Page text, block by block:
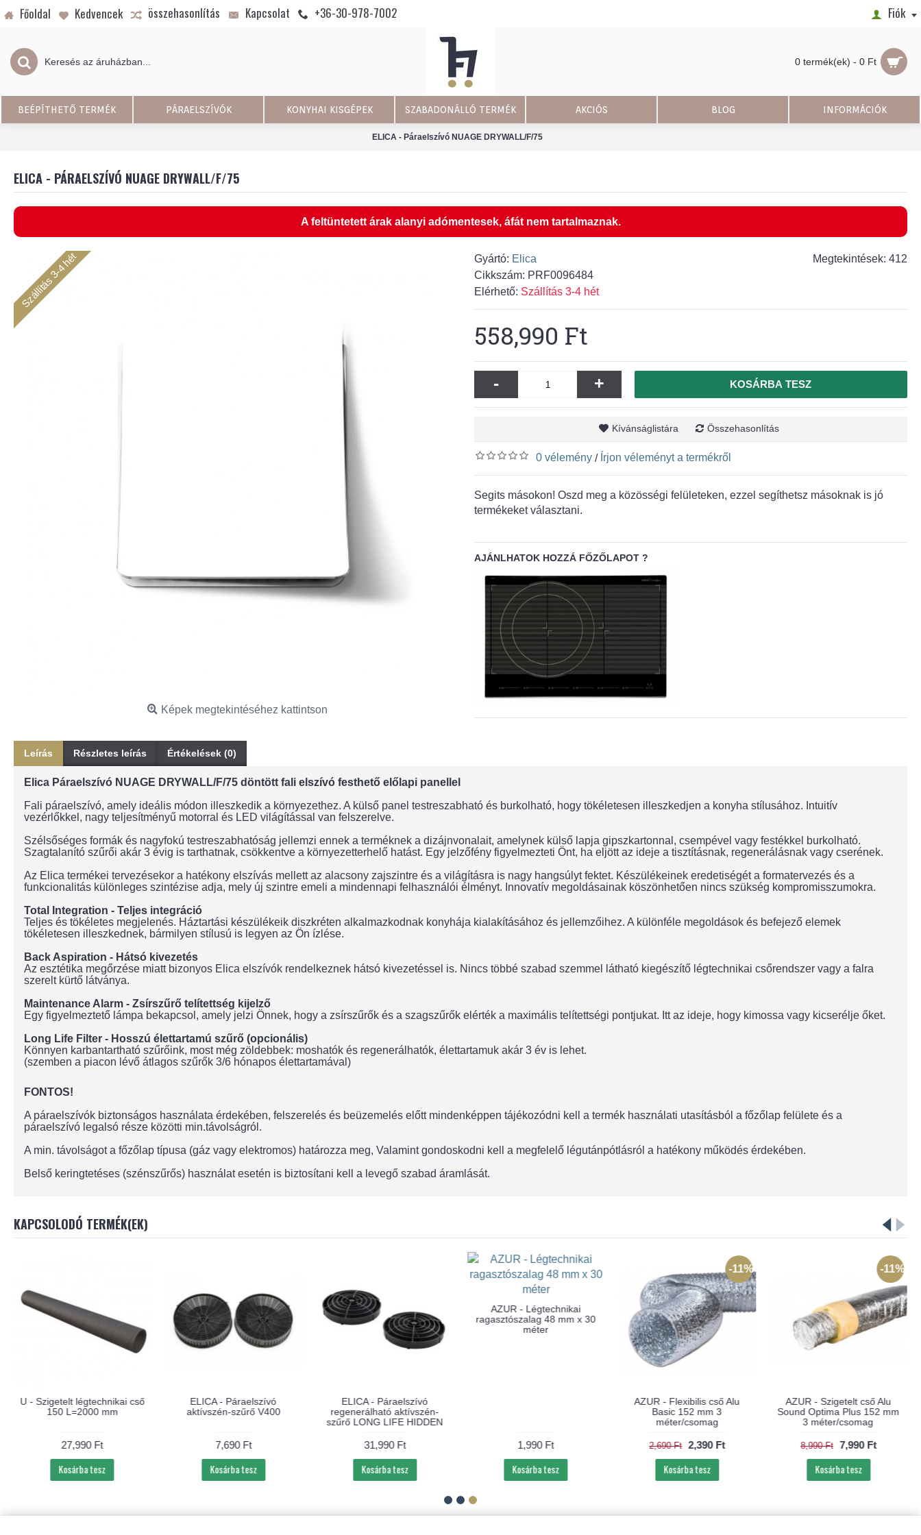
Főoldal Kedvencek összehasonlítás Kapcsolat +36-30-978-7002 Fiók
0 termék(ek) - 0 Ft
BEÉPÍTHETŐ TERMÉK PÁRAELSZÍVÓK KONYHAI KISGÉPEK SZABADONÁLLÓ TERMÉK AKCIÓS BLOG INFORMÁCIÓK
ELICA - Páraelszívó NUAGE DRYWALL/F/75
ELICA - PÁRAELSZÍVÓ NUAGE DRYWALL/F/75
A feltüntetett árak alanyi adómentesek, áfát nem tartalmaznak.
Szállítás 3-4 hét
Képek megtekintéséhez kattintson
Megtekintések: 412
Gyártó: Elica
Cikkszám: PRF0096484
Elérhető: Szállítás 3-4 hét
558,990 Ft
- + KOSÁRBA TESZ
Kívánságlistára Összehasonlítás
0 vélemény / Írjon véleményt a termékről
Segits másokon! Oszd meg a közösségi felületeken, ezzel segíthetsz másoknak is jó
termékeket választani.
AJÁNLHATOK HOZZÁ FŐZŐLAPOT ?
Leírás Részletes leírás Értékelések (0)
Elica Páraelszívó NUAGE DRYWALL/F/75 döntött fali elszívó festhető előlapi panellel
Fali páraelszívó, amely ideális módon illeszkedik a környezethez. A külső panel testreszabható és burkolható, hogy tökéletesen illeszkedjen a konyha stílusához. Intuitív
vezérlőkkel, nagy teljesítményű motorral és LED világítással van felszerelve.
Szélsőséges formák és nagyfokú testreszabhatóság jellemzi ennek a terméknek a dizájnvonalait, amelynek külső lapja gipszkartonnal, csempével vagy festékkel burkolható.
Szagtalanító szűrői akár 3 évig is tarthatnak, csökkentve a környezetterhelő hatást. Egy jelzőfény figyelmezteti Önt, ha eljött az ideje a tisztításnak, regenerálásnak vagy cserének.
Az Elica termékei tervezésekor a hatékony elszívás mellett az alacsony zajszintre és a világításra is nagy hangsúlyt fektet. Készülékeinek eredetiségét a formatervezés és a
funkcionalitás különleges szintézise adja, mely új szintre emeli a mindennapi felhasználói élményt. Innovatív megoldásainak köszönhetően nincs szükség kompromisszumokra.
Total Integration - Teljes integráció
Teljes és tökéletes megjelenés. Háztartási készülékeik diszkréten alkalmazkodnak konyhája kialakításához és jellemzőihez. A különféle megoldások és befejező elemek
tökéletesen illeszkednek, bármilyen stílusú is legyen az Ön ízlése.
Back Aspiration - Hátsó kivezetés
Az esztétika megőrzése miatt bizonyos Elica elszívók rendelkeznek hátsó kivezetéssel is. Nincs többé szabad szemmel látható kiegészítő légtechnikai csőrendszer vagy a falra
szerelt kürtő látványa.
Maintenance Alarm - Zsírszűrő telítettség kijelző
Egy figyelmeztető lámpa bekapcsol, amely jelzi Önnek, hogy a zsírszűrők és a szagszűrők elérték a maximális telítettségi pontjukat. Itt az ideje, hogy kimossa vagy kicserélje őket.
Long Life Filter - Hosszú élettartamú szűrő (opcionális)
Könnyen karbantartható szűrőink, most még zöldebbek: moshatók és regenerálhatók, élettartamuk akár 3 év is lehet.
(szemben a piacon lévő átlagos szűrők 3/6 hónapos élettartamával)
FONTOS!
A páraelszívók biztonságos használata érdekében, felszerelés és beüzemelés előtt mindenképpen tájékozódni kell a termék használati utasításból a főzőlap felülete és a
páraelszívó legalsó része közötti min.távolságról.
A min. távolságot a főzőlap típusa (gáz vagy elektromos) határozza meg, Valamint gondoskodni kell a megfelelő légutánpótlásról a hatékony működés érdekében.
Belső keringtetéses (szénszűrős) használat esetén is biztosítani kell a levegő szabad áramlását.
KAPCSOLODÓ TERMÉK(EK)
U - Szigetelt légtechnikai cső
150 L=2000 mm
27,990 Ft
Kosárba tesz
ELICA - Páraelszívó
aktívszén-szűrő V400
7,690 Ft
Kosárba tesz
ELICA - Páraelszívó
regenerálható aktívszén-
szűrő LONG LIFE HIDDEN
31,990 Ft
Kosárba tesz
AZUR - Légtechnikai
ragasztószalag 48 mm x 30
méter
1,990 Ft
Kosárba tesz
-11%
AZUR - Flexibilis cső Alu
Basic 152 mm 3
méter/csomag
2,690 Ft 2,390 Ft
Kosárba tesz
-11%
AZUR - Szigetelt cső Alu
Sound Optima Plus 152 mm
3 méter/csomag
8,990 Ft 7,990 Ft
Kosárba tesz